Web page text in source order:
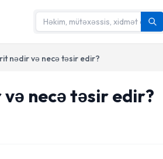
nədir və necə təsir edir?
necə təsir edir?